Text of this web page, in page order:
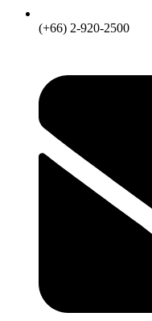
(+66) 2-920-2500